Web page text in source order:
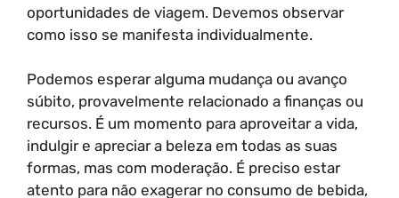
oportunidades de viagem. Devemos observar
como isso se manifesta individualmente.
Podemos esperar alguma mudança ou avanço
súbito, provavelmente relacionado a finanças ou
recursos. É um momento para aproveitar a vida,
indulgir e apreciar a beleza em todas as suas
formas, mas com moderação. É preciso estar
atento para não exagerar no consumo de bebida,